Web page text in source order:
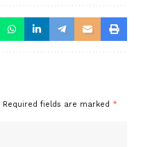
Required fields are marked *